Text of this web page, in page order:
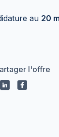
au 20
l'offre